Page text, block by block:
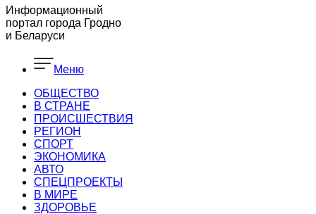
Информационный
портал города Гродно
и Беларуси
Меню
ОБЩЕСТВО
В СТРАНЕ
ПРОИСШЕСТВИЯ
РЕГИОН
CПОРТ
ЭКОНОМИКА
АВТО
СПЕЦПРОЕКТЫ
В МИРЕ
ЗДОРОВЬЕ